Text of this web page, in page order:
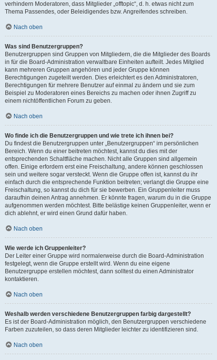
verhindern Moderatoren, dass Mitglieder „offtopic“, d. h. etwas nicht zum
Thema Passendes, oder Beleidigendes bzw. Angreifendes schreiben.
Nach oben
Was sind Benutzergruppen?
Benutzergruppen sind Gruppen von Mitgliedern, die die Mitglieder des Boards
in für die Board-Administration verwaltbare Einheiten aufteilt. Jedes Mitglied
kann mehreren Gruppen angehören und jeder Gruppe können
Berechtigungen zugeteilt werden. Dies erleichtert es den Administratoren,
Berechtigungen für mehrere Benutzer auf einmal zu ändern und sie zum
Beispiel zu Moderatoren eines Bereichs zu machen oder ihnen Zugriff zu
einem nichtöffentlichen Forum zu geben.
Nach oben
Wo finde ich die Benutzergruppen und wie trete ich ihnen bei?
Du findest die Benutzergruppen unter „Benutzergruppen“ im persönlichen
Bereich. Wenn du einer beitreten möchtest, kannst du dies mit der
entsprechenden Schaltfläche machen. Nicht alle Gruppen sind allgemein
offen. Einige erfordern erst eine Freischaltung, andere können geschlossen
sein und weitere sogar versteckt. Wenn die Gruppe offen ist, kannst du ihr
einfach durch die entsprechende Funktion beitreten; verlangt die Gruppe eine
Freischaltung, so kannst du dich für sie bewerben. Ein Gruppenleiter muss
daraufhin deinen Antrag annehmen. Er könnte fragen, warum du in die Gruppe
aufgenommen werden möchtest. Bitte belästige keinen Gruppenleiter, wenn er
dich ablehnt, er wird einen Grund dafür haben.
Nach oben
Wie werde ich Gruppenleiter?
Der Leiter einer Gruppe wird normalerweise durch die Board-Administration
festgelegt, wenn die Gruppe erstellt wird. Wenn du eine eigene
Benutzergruppe erstellen möchtest, dann solltest du einen Administrator
kontaktieren.
Nach oben
Weshalb werden verschiedene Benutzergruppen farbig dargestellt?
Es ist der Board-Administration möglich, den Benutzergruppen verschiedene
Farben zuzuteilen, so dass deren Mitglieder leichter zu identifizieren sind.
Nach oben